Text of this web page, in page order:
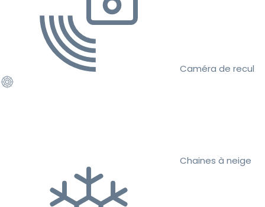
Caméra de recul
Chaines à neige